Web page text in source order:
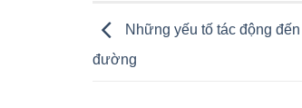
Những yếu tố tác động
đường